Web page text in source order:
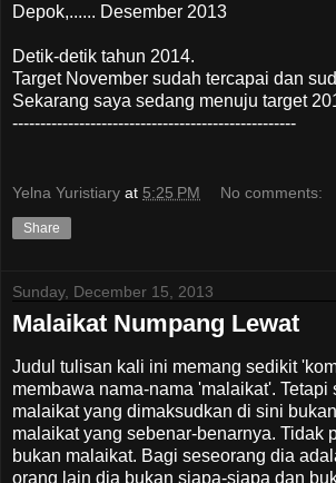
Depok,...... Desember 2013
Detik-detik tahun 2014.
Target November sudah tercapai dan
Sekarang saya sedang menuju target
---------------------------------------------------
Yelna Yuristiary at 5:25 PM No comments:
Share
Sunday, December 15, 2013
Malaikat Numpang Lewat
Judul tulisan kali ini memang sedikit
membawa nama-nama 'malaikat'. Tetapi
malaikat yang dimaksudkan di sini
malaikat yang sebenar-benarnya. Tidak
bukan malaikat. Bagi seseorang dia
orang lain dia bukan siapa-siapa dan